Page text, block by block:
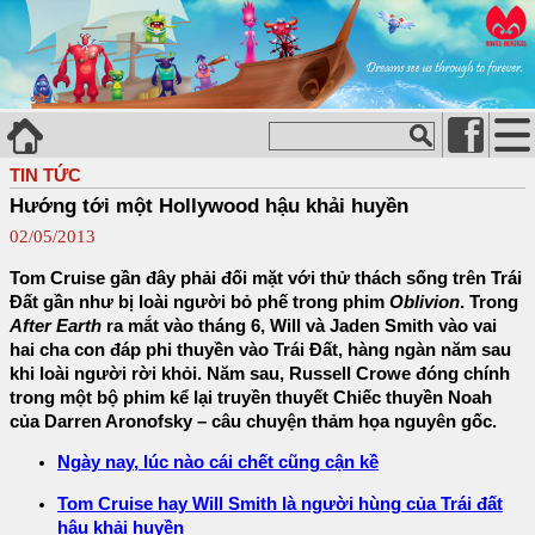
TIN TỨC
Hướng tới một Hollywood hậu khải huyền
02/05/2013
Tom Cruise gần đây phải đối mặt với thử thách sống trên Trái
Đất gần như bị loài người bỏ phế trong phim Oblivion. Trong
After Earth ra mắt vào tháng 6, Will và Jaden Smith vào vai
hai cha con đáp phi thuyền vào Trái Đất, hàng ngàn năm sau
khi loài người rời khỏi. Năm sau, Russell Crowe đóng chính
trong một bộ phim kể lại truyền thuyết Chiếc thuyền Noah
của Darren Aronofsky – câu chuyện thảm họa nguyên gốc.
Ngày nay, lúc nào cái chết cũng cận kề
Tom Cruise hay Will Smith là người hùng của Trái đất
hậu khải huyền